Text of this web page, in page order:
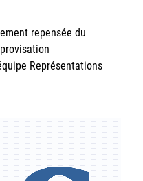
repensée du
Représentations